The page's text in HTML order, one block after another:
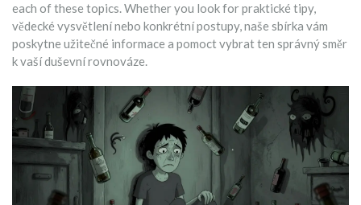
each of these topics. Whether you look for praktické tipy,
vědecké vysvětlení nebo konkrétní postupy, naše sbírka vám
poskytne užitečné informace a pomoct vybrat ten správný směr
k vaší duševní rovnováze.